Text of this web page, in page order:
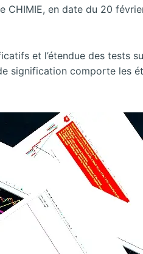
CHIMIE, en date du 20
et l’étendue des tests
signification comporte les